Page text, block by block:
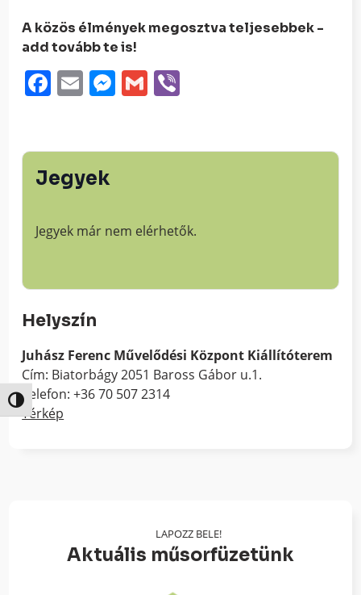
Nagy kontraszt váltása
A közös élmények megosztva teljesebbek -
add tovább te is!
Facebook
EmailMessenger
Gmail
Jegyek
Jegyek már nem elérhetők.
Helyszín
Juhász Ferenc Művelődési Központ Kiállítóterem
Cím: Biatorbágy 2051 Baross Gábor u.1.
Telefon: +36 70 507 2314
Térkép
LAPOZZ BELE!
Aktuális műsorfüzetünk